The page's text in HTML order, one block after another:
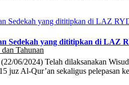
Tahunan
Sedekah yang dititipkan di LAZ
06/2024) Telah dilaksanakan
juz Al-Qur’an sekaligus